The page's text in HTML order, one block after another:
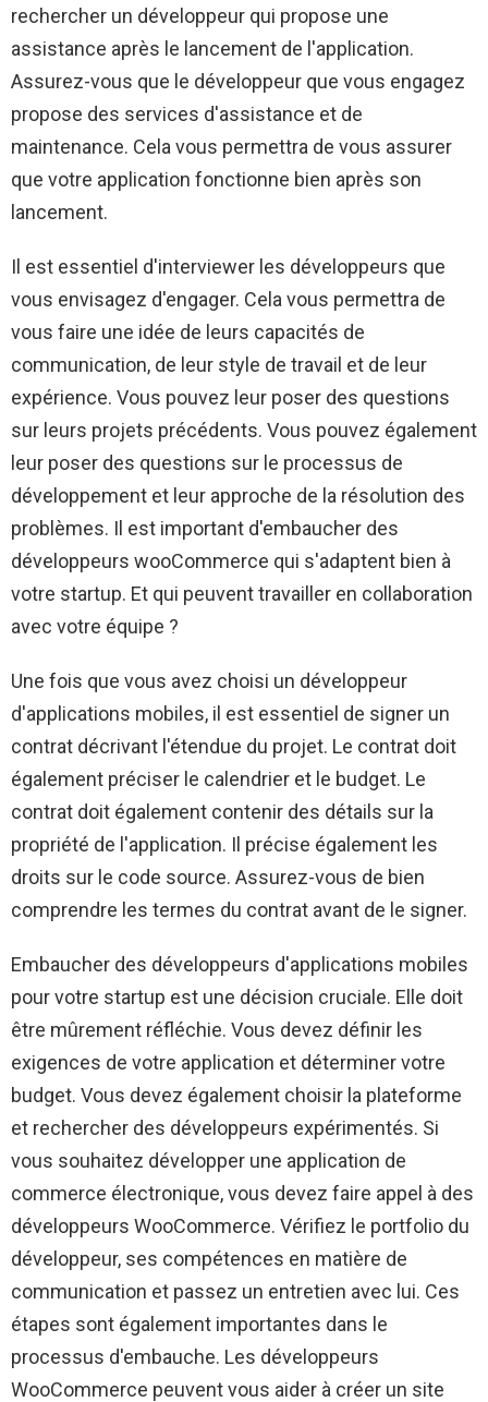
rechercher un développeur qui propose une
assistance après le lancement de l'application.
Assurez-vous que le développeur que vous engagez
propose des services d'assistance et de
maintenance. Cela vous permettra de vous assurer
que votre application fonctionne bien après son
lancement.
Il est essentiel d'interviewer les développeurs que
vous envisagez d'engager. Cela vous permettra de
vous faire une idée de leurs capacités de
communication, de leur style de travail et de leur
expérience. Vous pouvez leur poser des questions
sur leurs projets précédents. Vous pouvez également
leur poser des questions sur le processus de
développement et leur approche de la résolution des
problèmes. Il est important d'embaucher des
développeurs wooCommerce qui s'adaptent bien à
votre startup. Et qui peuvent travailler en collaboration
avec votre équipe ?
Une fois que vous avez choisi un développeur
d'applications mobiles, il est essentiel de signer un
contrat décrivant l'étendue du projet. Le contrat doit
également préciser le calendrier et le budget. Le
contrat doit également contenir des détails sur la
propriété de l'application. Il précise également les
droits sur le code source. Assurez-vous de bien
comprendre les termes du contrat avant de le signer.
Embaucher des développeurs d'applications mobiles
pour votre startup est une décision cruciale. Elle doit
être mûrement réfléchie. Vous devez définir les
exigences de votre application et déterminer votre
budget. Vous devez également choisir la plateforme
et rechercher des développeurs expérimentés. Si
vous souhaitez développer une application de
commerce électronique, vous devez faire appel à des
développeurs WooCommerce. Vérifiez le portfolio du
développeur, ses compétences en matière de
communication et passez un entretien avec lui. Ces
étapes sont également importantes dans le
processus d'embauche. Les développeurs
WooCommerce peuvent vous aider à créer un site